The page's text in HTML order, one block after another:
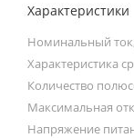
Характеристики
Номинальный
Характеристика
Количество
Максимальная
Напряжение